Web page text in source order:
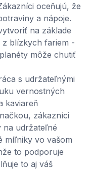
oceňujú, že
a nápoje.
na základe
z blízkych fariem -
môže chutiť
s udržateľnými
vernostných
kaviareň
zákazníci
na udržateľné
míľniky vo vašom
to podporuje
to aj váš